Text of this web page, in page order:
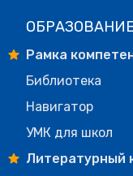
Рамка
Библиотека
Навигатор
УМК для школ
Литературный